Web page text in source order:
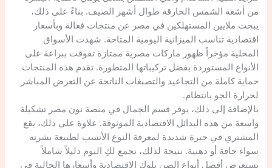
من أشعة الشمس الحارقة طوال أشهر الصيف. بناءً على ذلك،
يبحث ملايين المستهلكين في مصر عن منتجات فعالة وبأسعار
اقتصادية تناسب الميزانية اليومية المتاحة. شهدت الأسواق
المحلية مؤخراً ظهور ماركات مصرية ممتازة تفوقت ببراعة على
الأنواع المستوردة بفضل تركيباتها المتطورة. تقدم هذه المنتجات
حماية كاملة من التجاعيد والتصبغات الناتجة عن التعرض المباشر
لحرارة الجو بانتظام.
​بالإضافة إلى ذلك، يوفر قسم الجمال في منصة نون مصر تشكيلة
واسعة من هذه البدائل الاقتصادية الموثوقة. علاوة على ذلك، يقع
المشتري في حيرة شديدة لمعرفة النوع الأنسب لطبيعة بشرته
سواء جافة أو دهنية. نتيجة لذلك، نجمع لكِ اليوم دليلاً شاملاً
يستعرض أفضل أنواع الصن بلوك الاقتصادية وأسعارها الحالية في